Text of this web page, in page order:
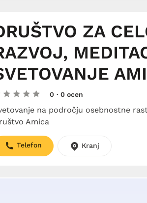
ZA
0 · 0 ocen
na področju osebnostne
Amica
Telefon Kranj